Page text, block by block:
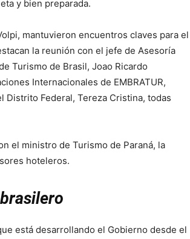
y bien preparada.
mantuvieron encuentros claves para el
la reunión con el jefe de Asesoría
Turismo de Brasil, Joao Ricardo
Internacionales de EMBRATUR,
Distrito Federal, Tereza Cristina, todas
el ministro de Turismo de Paraná, la
hoteleros.
está desarrollando el Gobierno desde el